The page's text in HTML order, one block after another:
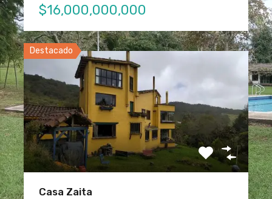
$16,000,000,000
Destacado
Casa Zaita